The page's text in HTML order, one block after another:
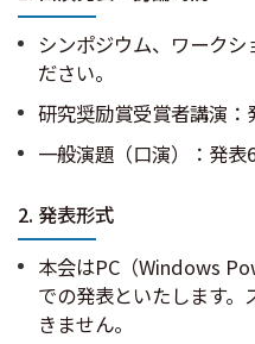
シンポジウム、ワーク
ださい。
研究奨励賞受賞者講演
一般演題（口演）：発
2. 発表形式
本会はPC（Windows
での発表といたします。
きません。